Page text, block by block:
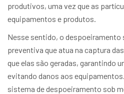
produtivos, uma vez que as
equipamentos e produtos.
Nesse sentido, o despoeiramento
preventiva que atua na captura
que elas são geradas, garantindo
evitando danos aos
sistema de despoeiramento sob